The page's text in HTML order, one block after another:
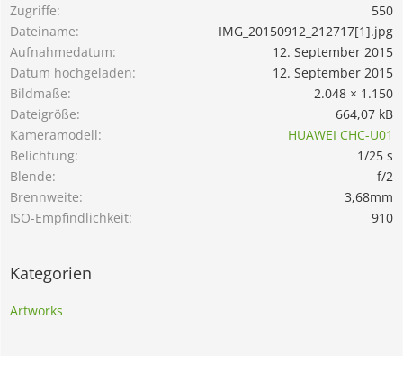
Zugriffe
550
Dateiname
IMG_20150912_212717[1].jpg
Aufnahmedatum
12. September 2015
Datum hochgeladen
12. September 2015
Bildmaße
2.048 × 1.150
Dateigröße
664,07 kB
Kameramodell
HUAWEI CHC-U01
Belichtung
1/25 s
Blende
f/2
Brennweite
3,68mm
ISO-Empfindlichkeit
910
Kategorien
Artworks